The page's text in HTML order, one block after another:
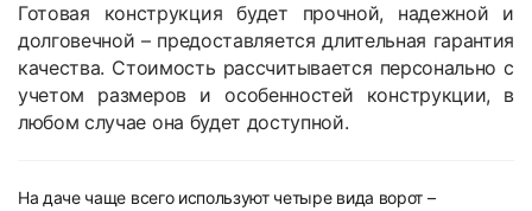
Готовая конструкция будет прочной, надежной и
долговечной – предоставляется длительная гарантия
качества. Стоимость рассчитывается персонально с
учетом размеров и особенностей конструкции, в
любом случае она будет доступной.
На даче чаще всего используют четыре вида ворот –